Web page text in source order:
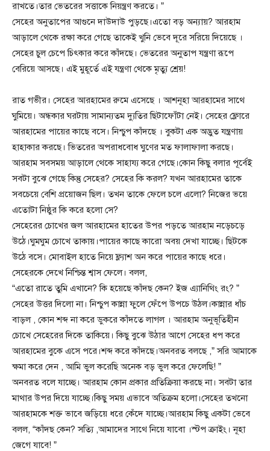
রাখতে।তার ভেতরের সত্তাকে নিয়ন্ত্রণ করতে। ”
সেহের অনুতাপের আগুনে দাউদাউ পুড়ছে।এতো বড় অন্যায়? আরহাম
আড়ালে থেকে রক্ষা করে গেছে তাকেই খুনি ভেবে দূরে সরিয়ে দিয়েছে ।
সেহের চুল চেপে চিৎকার করে কাঁদছে। ভেতরের অনুতাপ যন্ত্রণা রূপে
বেরিয়ে আসছে। এই মুহূর্তে এই যন্ত্রণা থেকে মৃত্যু শ্রেয়!
রাত গভীর। সেহের আরহামের রুমে এসেছে । আশনূহা আরহামের সাথে
ঘুমিয়ে। অন্ধকার ঘরটায় সামান্যতম দ্যুতির ছিটাফোঁটা নেই। সেহের ফ্লোরে
আরহামের পায়ের কাছে বসে। নিশ্চুপ কাঁদছে । বুকটা এক অদ্ভুত যন্ত্রণায়
হাহাকার করছে। ভিতরের অপরাধবোধ ঘুণের মত ফালাফালা করছে।
আরহাম সবসময় আড়ালে থেকে সাহায্য করে গেছে।কোন কিছু বলার পূর্বেই
সবটা বুঝে গেছে কিন্তু সেহের? সেহের কি করল? যখন আরহামের তাকে
সবচেয়ে বেশি প্রয়োজন ছিল। তখন তাকে ফেলে চলে এলো? নিজের ভয়ে
এতোটা নিষ্ঠুর কি করে হলো সে?
সেহেরের চোখের জল আরহামের হাতের উপর পড়তে আরহাম নড়েচড়ে
উঠে।ঘুমঘুম চোখে তাকায়।পায়ের কাছে কারো অবয় দেখা যাচ্ছে। ছিটকে
উঠে বসে। মোবাইল হাতে নিয়ে ফ্ল্যাশ অন করে পায়ের কাছে ধরে।
সেহেরকে দেখে নিশ্চিন্ত শ্বাস ফেলে। বলল,
“এতো রাতে তুমি এখানে? কি হয়েছে কাঁদছ কেন? ইজ এ্যানিথিং রং? ”
সেহের উত্তর দিলো না। নিশ্চুপ কান্না ফুলে ফেঁপে উপচে উঠল।কান্নার ধাঁচ
বাড়ল , কোন শব্দ না করে ডুকরে কাঁদতে লাগল । আরহাম অনুভূতিহীন
চোখে সেহেরের দিকে তাকিয়ে। কিছু বুঝে উঠার আগে সেহের ধপ করে
আরহামের বুকে এসে পরে।শব্দ করে কাঁদছে।অনবরত বলছে ,” সরি আমাকে
ক্ষমা করে দেন , আমি ভুল করেছি অনেক বড় ভুল করে ফেলেছি! ”
অনবরত বলে যাচ্ছে। আরহাম কোন প্রকার প্রতিক্রিয়া করছে না। সবটা তার
মাথার উপর দিয়ে যাচ্ছে।কিছু সময় এভাবে অতিক্রম হলো।সেহের তখনো
আরহামকে শক্ত ভাবে জড়িয়ে ধরে কেঁদে যাচ্ছে।আরহাম কিছু একটা ভেবে
বলল, “কাঁদছ কেন? সত্যি ,আমাদের সাথে নিয়ে যাবো ।স্টপ ক্রাইং। নূহা
জেগে যাবে! ”